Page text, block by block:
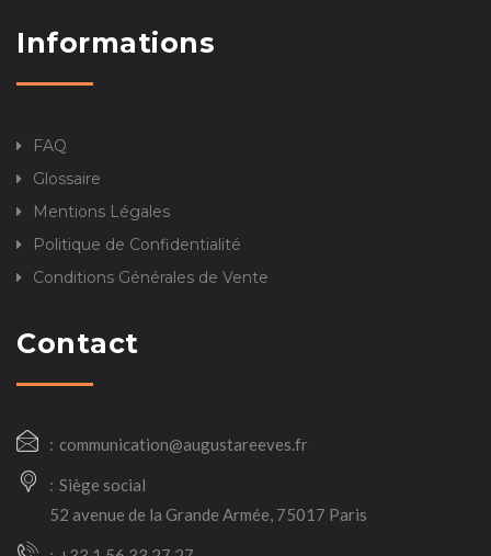
Informations
FAQ
Glossaire
Mentions Légales
Politique de Confidentialité
Conditions Générales de Vente
Contact
communication@augustareeves.fr
Siège social
52 avenue de la Grande Armée, 75017 Paris